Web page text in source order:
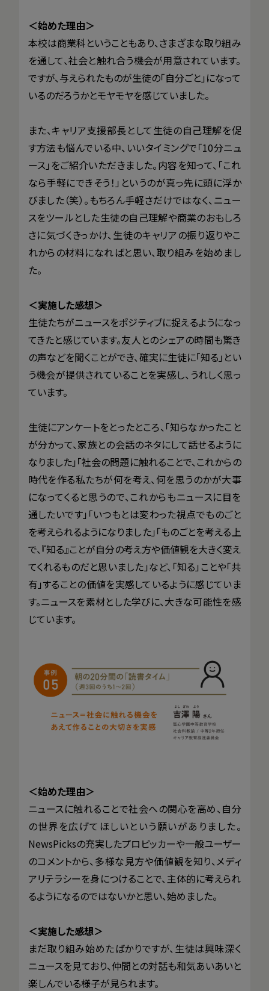
＜始めた理由＞
本校は商業科ということもあり、さまざまな取り組み
を通して、社会と触れ合う機会が用意されています。
ですが、与えられたものが生徒の「自分ごと」になって
いるのだろうかとモヤモヤを感じていました。
また、キャリア支援部長として生徒の自己理解を促
す方法も悩んでいる中、いいタイミングで「10分ニュ
ース」をご紹介いただきました。内容を知って、「これ
なら手軽にできそう！」というのが真っ先に頭に浮か
びました（笑）。もちろん手軽さだけではなく、ニュー
スをツールとした生徒の自己理解や商業のおもしろ
さに気づくきっかけ、生徒のキャリアの振り返りやこ
れからの材料になればと思い、取り組みを始めまし
た。
＜実施した感想＞
生徒たちがニュースをポジティブに捉えるようになっ
てきたと感じています。友人とのシェアの時間も驚き
の声などを聞くことができ、確実に生徒に「知る」とい
う機会が提供されていることを実感し、うれしく思っ
ています。
生徒にアンケートをとったところ、「知らなかったこと
が分かって、家族との会話のネタにして話せるように
なりました」「社会の問題に触れることで、これからの
時代を作る私たちが何を考え、何を思うのかが大事
になってくると思うので、これからもニュースに目を
通したいです」「いつもとは変わった視点でものごと
を考えられるようになりました」「ものごとを考える上
で、『知る』ことが自分の考え方や価値観を大きく変え
てくれるものだと思いました」など、「知る」ことや「共
有」することの価値を実感しているように感じていま
す。ニュースを素材とした学びに、大きな可能性を感
じています。
＜始めた理由＞
ニュースに触れることで社会への関心を高め、自分
の世界を広げてほしいという願いがありました。
NewsPicksの充実したプロピッカーや一般ユーザー
のコメントから、多様な見方や価値観を知り、メディ
アリテラシーを身につけることで、主体的に考えられ
るようになるのではないかと思い、始めました。
＜実施した感想＞
まだ取り組み始めたばかりですが、生徒は興味深く
ニュースを見ており、仲間との対話も和気あいあいと
楽しんでいる様子が見られます。